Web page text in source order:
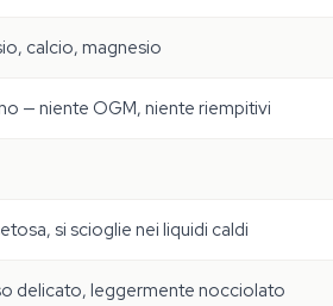
calcio, magnesio
— niente OGM, niente riempitivi
si scioglie nei liquidi caldi
delicato, leggermente nocciolato